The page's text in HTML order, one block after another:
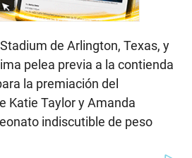
de Arlington, Texas, y
pelea previa a la contienda
la premiación del
Katie Taylor y Amanda
indiscutible de peso